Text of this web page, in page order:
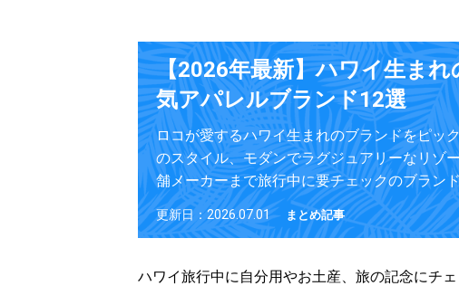
【2026年最新】ハワイ生まれ
気アパレルブランド12選
ロコが愛するハワイ生まれのブランドをピッ
のスタイル、モダンでラグジュアリーなリゾ
舗メーカーまで旅行中に要チェックのブランド
更新日：2026.07.01 まとめ記事
ハワイ旅行中に自分用やお土産、旅の記念にチ